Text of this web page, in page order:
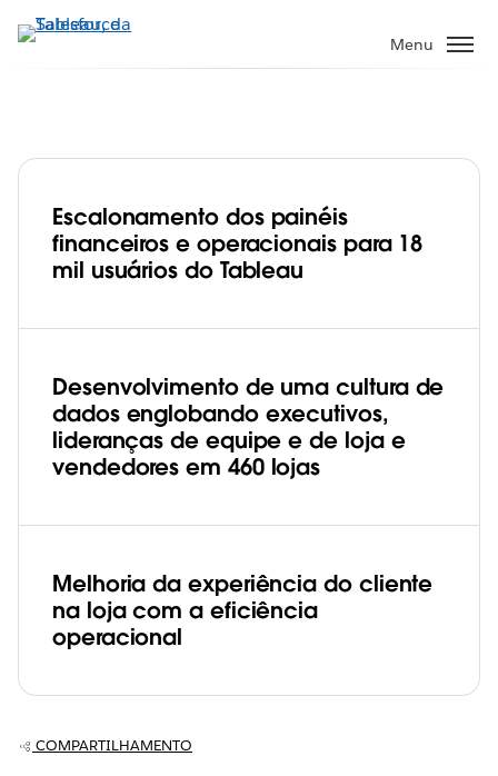
Pular
para
Menu
Whole Foods Market democratiza o
acesso aos dados de 460 lojas para 18
mil funcionários em um ano com o
Play
Video
Escalonamento dos painéis
financeiros e operacionais para 18
mil usuários do Tableau
Desenvolvimento de uma cultura de
dados englobando executivos,
lideranças de equipe e de loja e
vendedores em 460 lojas
Melhoria da experiência do cliente
na loja com a eficiência
operacional
COMPARTILHAMENTO